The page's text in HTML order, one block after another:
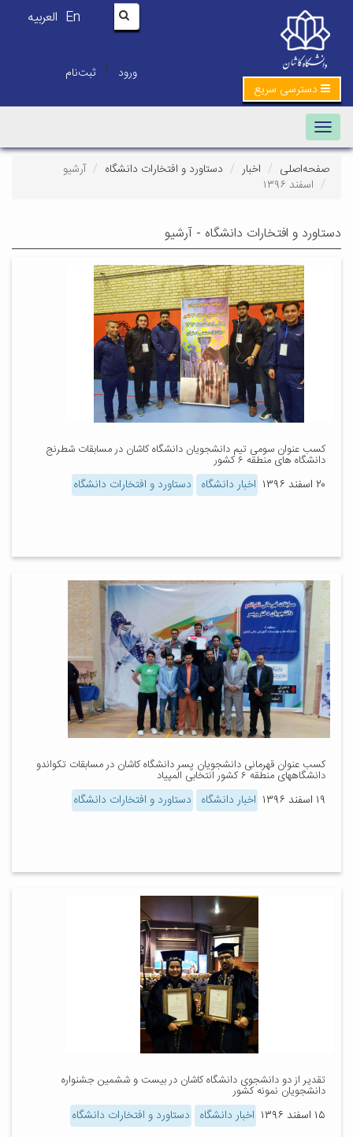
En العربیه
ورود | ثبت‌نام
دسترسی سریع
Toggle navigation
صفحه‌اصلی اخبار دستاورد و افتخارات دانشگاه
آرشیو
اسفند ۱۳۹۶
دستاورد و افتخارات دانشگاه - آرشیو
کسب عنوان سومی تیم دانشجویان دانشگاه کاشان در مسابقات شطرنج
دانشگاه های منطقه ۶ کشور
۲۰ اسفند ۱۳۹۶ اخبار دانشگاه دستاورد و افتخارات دانشگاه
کسب عنوان قهرمانی دانشجویان پسر دانشگاه کاشان در مسابقات تکواندو
دانشگاههای منطقه ۶ کشور انتخابی المپیاد
۱۹ اسفند ۱۳۹۶ اخبار دانشگاه دستاورد و افتخارات دانشگاه
تقدیر از دو دانشجوی دانشگاه کاشان در بیست و ششمین جشنواره
دانشجویان نمونه کشور
۱۵ اسفند ۱۳۹۶ اخبار دانشگاه دستاورد و افتخارات دانشگاه